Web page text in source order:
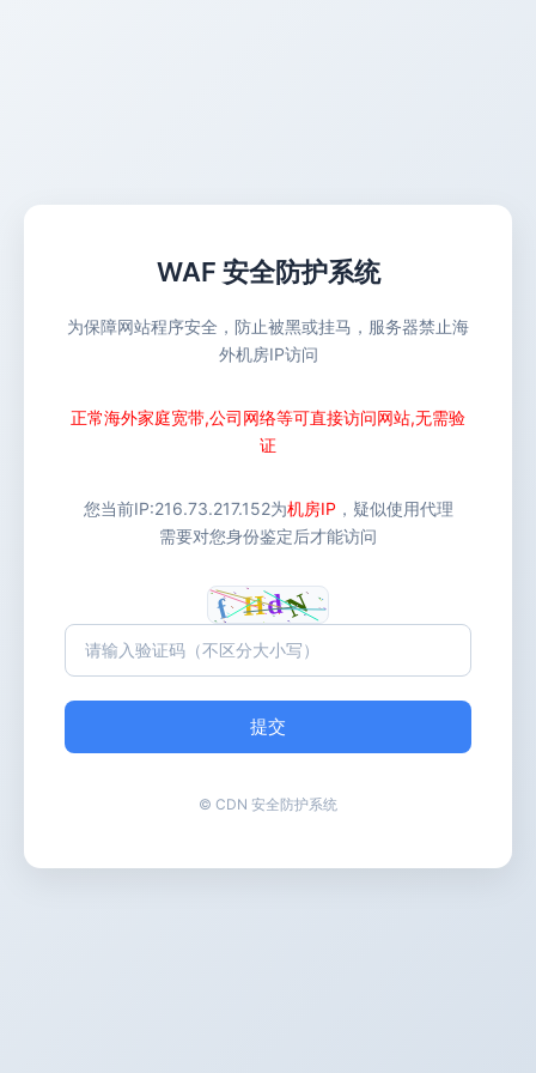
WAF 安全防护系统
为保障网站程序安全，防止被黑或挂马，服务器禁止海
外机房IP访问
正常海外家庭宽带,公司网络等可直接访问网站,无需验
证
您当前IP:216.73.217.152为机房IP ，疑似使用代理
需要对您身份鉴定后才能访问
提交
© CDN 安全防护系统